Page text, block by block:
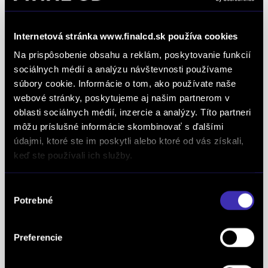
Internetová stránka www.finalcd.sk používa cookies
Na prispôsobenie obsahu a reklám, poskytovanie funkcií
sociálnych médií a analýzu návštevnosti používame
súbory cookie. Informácie o tom, ako používate naše
webové stránky, poskytujeme aj našim partnerom v
oblasti sociálnych médií, inzercie a analýzy. Títo partneri
môžu príslušné informácie skombinovať s ďalšími
údajmi, ktoré ste im poskytli alebo ktoré od vás získali,
keď ste používali ich služby.
súhlasu
Potrebné
Preferencie
Creditworthiness, tento certifikát je jedným z
najdôležitejších Európskych štandardov
definujúcich kvalitu obchodnej činnosti. Je
medzinárodne uznávanou známkou obchodnej
kvality a vyhodnocuje sa na základe rovnakej
analytickej metodiky pre všetky európske trhy.
Spoločnosť FINAL-CD získala aj prestížny titul
Superbrands, už tretí rok po sebe. Medzi
Superbrands spoločnosti sme sa zaradili v rokoch
2021, 2022 a aj 2023. Je najuznávanejšou
globálnou autoritou v oblasti hodnotenia a
oceňovania obchodných značiek a znakom
špeciálneho postavenia a uznania vynikajúcej
jednotných kritérií a metód každoročne oceňuje